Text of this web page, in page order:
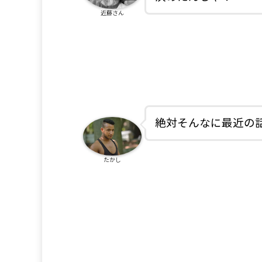
近藤さん
絶対そんなに最近の
たかし